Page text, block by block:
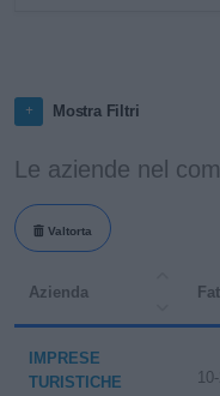
Mostra Filtri
Le aziende nel
Valtorta
Azienda
IMPRESE
TURISTICHE